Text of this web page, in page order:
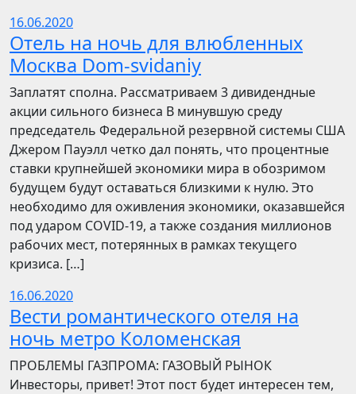
16.06.2020
Отель на ночь для влюбленных
Москва Dom-svidaniy
Заплатят сполна. Рассматриваем 3 дивидендные
акции сильного бизнеса В минувшую среду
председатель Федеральной резервной системы США
Джером Пауэлл четко дал понять, что процентные
ставки крупнейшей экономики мира в обозримом
будущем будут оставаться близкими к нулю. Это
необходимо для оживления экономики, оказавшейся
под ударом COVID-19, а также создания миллионов
рабочих мест, потерянных в рамках текущего
кризиса. […]
16.06.2020
Вести романтического отеля на
ночь метро Коломенская
ПРОБЛЕМЫ ГАЗПРОМА: ГАЗОВЫЙ РЫНОК
Инвесторы, привет! Этот пост будет интересен тем,